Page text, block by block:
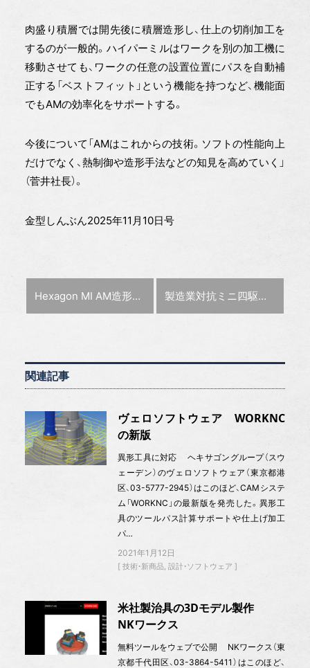
肉盛り積層では開先後に積層造形し、仕上の切削加工を
するのが一般的。ハイパーミルはワークを別の加工機に
移動させても、ワークの任意の設置位置にパスを自動補
正する「ベストフィット」という機能を持つなど、機能面
でもAMの効率化をサポートする。
今後について「AMはこれからの技術。ソフトの性能向上
だけでなく、熱制御や造形手法などの知見を高めていく」
（菅井社長）。
金型しんぶん2025年11月10日号
前の記事 :
Hexagon MI AM造形品の品質保証【特集：金型づくりのＡM活用最前線】 次の記事 :
製造業対抗ミニ四駆大会 製造業のプロが本気でバトル
関連記事
ヴェロソフトウェア WORKNC
の新版
異形工具に対応 ヘキサゴングループ（スウ
ェーデン）のヴェロソフトウェア（東京都港
区、03-5777-2945）はこのほど、CAMシステ
ム「WORKNC」の最新版を発売した。異形工
具のツールパス計算サポートや仕上げ加工
パ…
2021年1月12日
技術・新商品 設計・ソフトウェア
米社製治具の3Dモデル製作
NKワークス
無料ツールをウェブで公開 NKワークス（東
京都千代田区、03-3864-5411）はこのほど、